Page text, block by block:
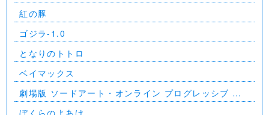
紅の豚
ゴジラ-1.0
となりのトトロ
ベイマックス
劇場版 ソードアート・オンライン プログレッシブ 星
なき夜のアリア
ぼくらのよあけ